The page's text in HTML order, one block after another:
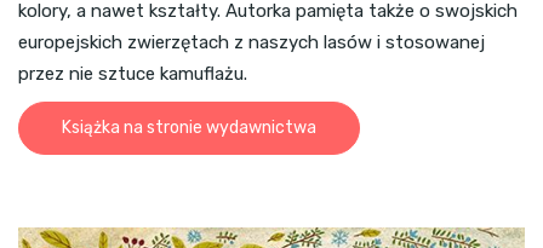
kolory, a nawet kształty. Autorka pamięta także o swojskich
europejskich zwierzętach z naszych lasów i stosowanej
przez nie sztuce kamuflażu.
Książka na stronie wydawnictwa